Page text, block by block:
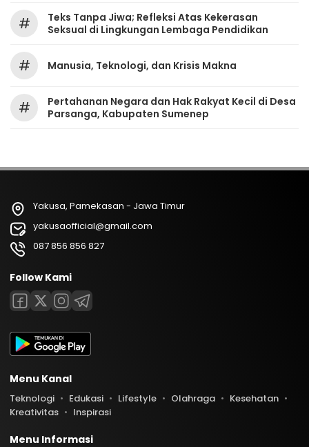
#
Teks Tanpa Jiwa; Refleksi Atas Kekerasan
Seksual di Lingkungan Lembaga Pendidikan
# Manusia, Teknologi, dan Krisis Makna
#
Pertahanan Negara dan Hak Rakyat Kecil di Desa
Parsanga, Kabupaten Sumenep
Yakusa, Pamekasan - Jawa Timur
yakusaofficial@gmail.com
087 856 856 827
Follow Kami
Menu Kanal
Teknologi Edukasi Lifestyle Olahraga
Kesehatan
Kreativitas
Inspirasi
Menu Informasi